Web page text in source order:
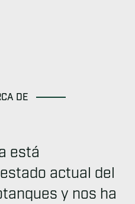
DE
está
actual del
y nos ha